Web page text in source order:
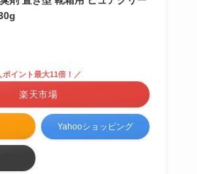
ポイント最大11倍！／
楽天市場
Yahooショッピング